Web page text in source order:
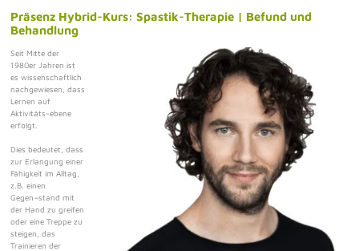
Präsenz Hybrid-Kurs: Spastik-Therapie | Befund und
Behandlung
Seit Mitte der
1980er Jahren ist
es wissenschaftlich
nachgewiesen, dass
Lernen auf
Aktivitäts-ebene
erfolgt.
Dies bedeutet, dass
zur Erlangung einer
Fähigkeit im Alltag,
z.B. einen
Gegen¬stand mit
der Hand zu greifen
oder eine Treppe zu
steigen, das
Trainieren der